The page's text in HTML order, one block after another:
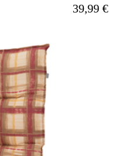
Ab
39,99 €